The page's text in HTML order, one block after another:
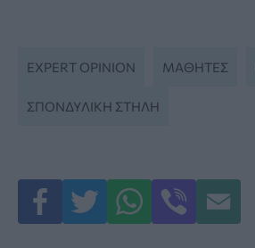
EXPERT OPINION ΜΑΘΗΤΈΣ
ΣΠΟΝΔΥΛΙΚΉ ΣΤΉΛΗ